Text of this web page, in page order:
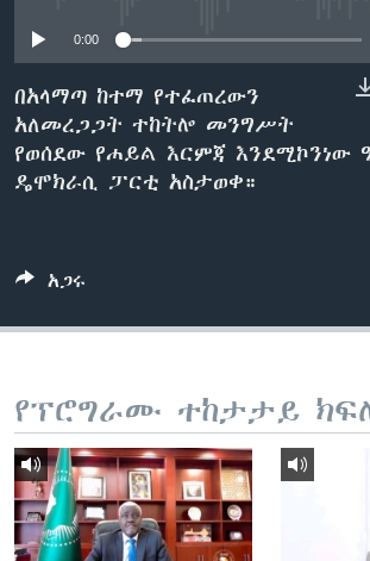
ቋንቋዎች
0:00
በአላማጣ ከተማ የተፈጠረውን
አለመረጋጋት ተከትሎ መንግሥት
የወሰደው የሐይል እርምጃ እንደሚኮንነው
ዴሞክራሲ ፓርቲ አስታወቀ።
አጋሩ
የፕሮግራሙ ተከታታይ